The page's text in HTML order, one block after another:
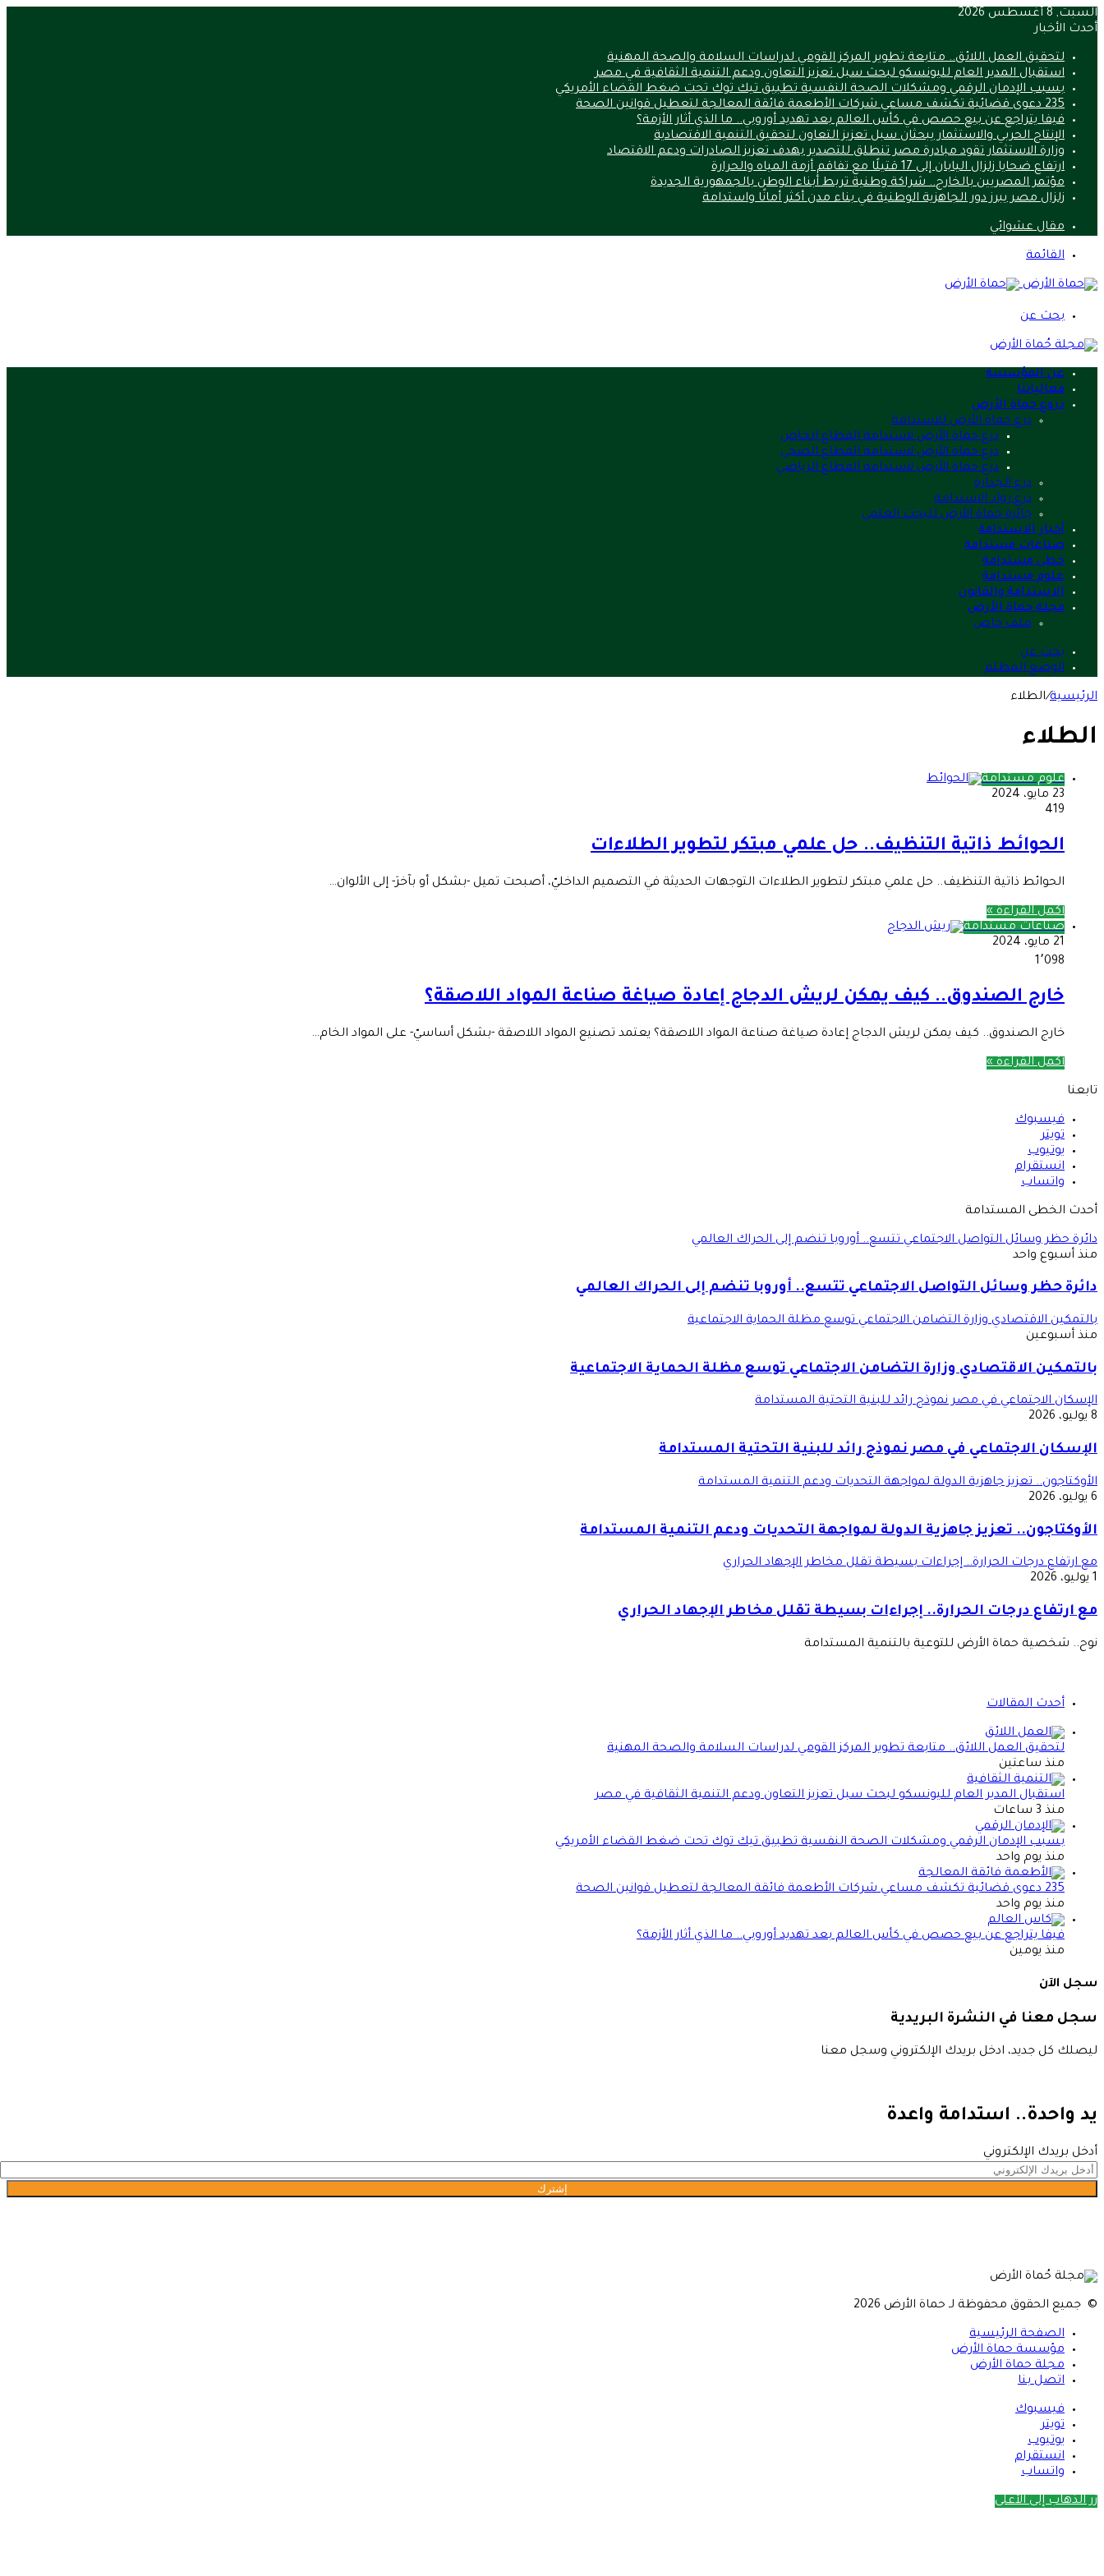
السبت, 8 أغسطس 2026
أحدث الأخبار
لتحقيق العمل اللائق.. متابعة تطوير المركز القومي لدراسات السلامة والصحة المهنية
استقبال المدير العام لليونسكو لبحث سبل تعزيز التعاون ودعم التنمية الثقافية في مصر
بسبب الإدمان الرقمي ومشكلات الصحة النفسية تطبيق تيك توك تحت ضغط القضاء الأمريكي
235 دعوى قضائية تكشف مساعي شركات الأطعمة فائقة المعالجة لتعطيل قوانين الصحة
فيفا يتراجع عن بيع حصص في كأس العالم بعد تهديد أوروبي.. ما الذي أثار الأزمة؟
الإنتاج الحربي والاستثمار يبحثان سبل تعزيز التعاون لتحقيق التنمية الاقتصادية
وزارة الاستثمار تقود مبادرة مصر تنطلق للتصدير بهدف تعزيز الصادرات ودعم الاقتصاد
ارتفاع ضحايا زلزال اليابان إلى 17 قتيلًا مع تفاقم أزمة المياه والحرارة
مؤتمر المصريين بالخارج.. شراكة وطنية تربط أبناء الوطن بالجمهورية الجديدة
زلزال مصر يبرز دور الجاهزية الوطنية في بناء مدن أكثر أمانًا واستدامة
مقال عشوائي
القائمة
بحث عن
عن المؤسسة
فعالياتنا
دروع حماة الأرض
درع حماة الأرض للاستدامة
درع حماة الأرض لاستدامة القطاع الخاص
درع حماة الأرض لاستدامة القطاع الصحي
درع حماة الأرض لاستدامة القطاع الرياضي
درع الجدارة
درع رواد الاستدامة
جائزة حماة الأرض للبحث العلمي
أخبار الاستدامة
صناعات مستدامة
خطى مستدامة
علوم مستدامة
الاستدامة والقانون
مجلة حماة الأرض
ملف خاص
بحث عن
الوضع المظلم
الرئيسية/الطلاء
الطلاء
علوم مستدامة
23 مايو، 2024
419
الحوائط ذاتية التنظيف.. حل علمي مبتكر لتطوير الطلاءات
الحوائط ذاتية التنظيف.. حل علمي مبتكر لتطوير الطلاءات التوجهات الحديثة في التصميم الداخليّ، أصبحت تميل -بشكل أو بآخرَ- إلى الألوان…
أكمل القراءة »
صناعات مستدامة
21 مايو، 2024
1٬098
خارج الصندوق.. كيف يمكن لريش الدجاج إعادة صياغة صناعة المواد اللاصقة؟
خارج الصندوق.. كيف يمكن لريش الدجاج إعادة صياغة صناعة المواد اللاصقة؟ يعتمد تصنيع المواد اللاصقة -بشكل أساسيّ- على المواد الخام…
أكمل القراءة »
تابعنا
فيسبوك
تويتر
يوتيوب
انستقرام
واتساب
أحدث الخطى المستدامة
دائرة حظر وسائل التواصل الاجتماعي تتسع.. أوروبا تنضم إلى الحراك العالمي
منذ أسبوع واحد
دائرة حظر وسائل التواصل الاجتماعي تتسع.. أوروبا تنضم إلى الحراك العالمي
بالتمكين الاقتصادي وزارة التضامن الاجتماعي توسع مظلة الحماية الاجتماعية
منذ أسبوعين
بالتمكين الاقتصادي وزارة التضامن الاجتماعي توسع مظلة الحماية الاجتماعية
الإسكان الاجتماعي في مصر نموذج رائد للبنية التحتية المستدامة
8 يوليو، 2026
الإسكان الاجتماعي في مصر نموذج رائد للبنية التحتية المستدامة
الأوكتاجون.. تعزيز جاهزية الدولة لمواجهة التحديات ودعم التنمية المستدامة
6 يوليو، 2026
الأوكتاجون.. تعزيز جاهزية الدولة لمواجهة التحديات ودعم التنمية المستدامة
مع ارتفاع درجات الحرارة.. إجراءات بسيطة تقلل مخاطر الإجهاد الحراري
1 يوليو، 2026
مع ارتفاع درجات الحرارة.. إجراءات بسيطة تقلل مخاطر الإجهاد الحراري
نوح.. شخصية حماة الأرض للتوعية بالتنمية المستدامة
أحدث المقالات
لتحقيق العمل اللائق.. متابعة تطوير المركز القومي لدراسات السلامة والصحة المهنية
منذ ساعتين
استقبال المدير العام لليونسكو لبحث سبل تعزيز التعاون ودعم التنمية الثقافية في مصر
منذ 3 ساعات
بسبب الإدمان الرقمي ومشكلات الصحة النفسية تطبيق تيك توك تحت ضغط القضاء الأمريكي
منذ يوم واحد
235 دعوى قضائية تكشف مساعي شركات الأطعمة فائقة المعالجة لتعطيل قوانين الصحة
منذ يوم واحد
فيفا يتراجع عن بيع حصص في كأس العالم بعد تهديد أوروبي.. ما الذي أثار الأزمة؟
منذ يومين
سجل الآن
سجل معنا في النشرة البريدية
ليصلك كل جديد، ادخل بريدك الإلكتروني وسجل معنا
يد واحدة.. استدامة واعدة
أدخل بريدك الإلكتروني
© جميع الحقوق محفوظة لـ حماة الأرض 2026
الصفحة الرئيسية
مؤسسة حماة الأرض
مجلة حماة الأرض
اتصل بنا
فيسبوك
تويتر
يوتيوب
انستقرام
واتساب
زر الذهاب إلى الأعلى